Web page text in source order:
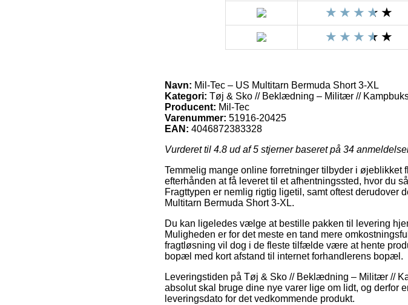
Navn: Mil-Tec – US Multitarn Bermuda Short 3-XL
Kategori: Tøj & Sko // Beklædning – Militær //
Producent: Mil-Tec
Varenummer: 51916-20425
EAN: 4046872383328
Vurderet til 4.8 ud af 5 stjerner baseret på 34
Temmelig mange online forretninger tilbyder i øjeblikket
efterhånden at få leveret til et afhentningssted, hvor du
Fragttypen er nemlig rigtig ligetil, samt oftest derudover
Multitarn Bermuda Short 3-XL.
Du kan ligeledes vælge at bestille pakken til levering
Muligheden er for det meste en tand mere
fragtløsning vil dog i de fleste tilfælde være at hente
bopæl med kort afstand til internet forhandlerens bopæl.
Leveringstiden på Tøj & Sko // Beklædning – Militær //
absolut skal bruge dine nye varer lige om lidt, og derfor
leveringsdato for det vedkommende produkt.